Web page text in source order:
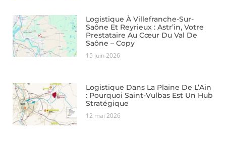
Logistique À Villefranche-Sur-
Saône Et Reyrieux : Astr’in, Votre
Prestataire Au Cœur Du Val De
Saône – Copy
15 juin 2026
Logistique Dans La Plaine De L’Ain
: Pourquoi Saint-Vulbas Est Un Hub
Stratégique
12 mai 2026